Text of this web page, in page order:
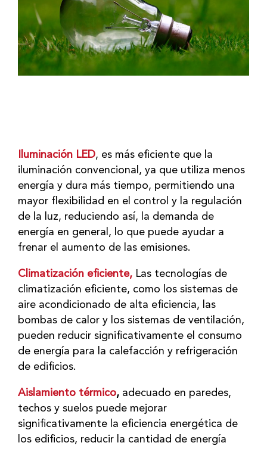
Iluminación LED, es más eficiente que la
iluminación convencional, ya que utiliza menos
energía y dura más tiempo, permitiendo una
mayor flexibilidad en el control y la regulación
de la luz, reduciendo así, la demanda de
energía en general, lo que puede ayudar a
frenar el aumento de las emisiones.
Climatización eficiente, Las tecnologías de
climatización eficiente, como los sistemas de
aire acondicionado de alta eficiencia, las
bombas de calor y los sistemas de ventilación,
pueden reducir significativamente el consumo
de energía para la calefacción y refrigeración
de edificios.
Aislamiento térmico, adecuado en paredes,
techos y suelos puede mejorar
significativamente la eficiencia energética de
los edificios, reducir la cantidad de energía